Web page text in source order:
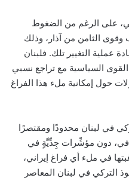
على الرغم من الضغوط
وقوى الثامن من آذار، وذلك
عملية التغيير تلك. فلبنان
السياسية مع تراجع نسبي
حول إمكانية ملء هذا الفراغ
في لبنان محدودًا ومقتصرًا
دون مؤشِّرات جِدِّيَّةٍ في
في ملء أي فراغ إيراني،
التركي في لبنان المعاصر